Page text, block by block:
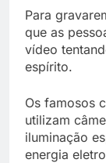
Para
que as
vídeo
espírito.
Os famosos
utilizam
iluminação
energia